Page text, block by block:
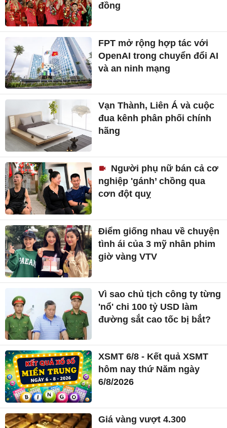
đồng
FPT mở rộng hợp tác với
OpenAI trong chuyển đổi AI
và an ninh mạng
Vạn Thành, Liên Á và cuộc
đua kênh phân phối chính
hãng
Người phụ nữ bán cả cơ
nghiệp 'gánh’ chồng qua
cơn đột quỵ
Điểm giống nhau về chuyện
tình ái của 3 mỹ nhân phim
giờ vàng VTV
Vì sao chủ tịch công ty từng
'nổ' chi 100 tỷ USD làm
đường sắt cao tốc bị bắt?
XSMT 6/8 - Kết quả XSMT
hôm nay thứ Năm ngày
6/8/2026
Giá vàng vượt 4.300